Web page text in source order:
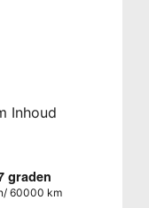
Inhoud
graden
60000 km